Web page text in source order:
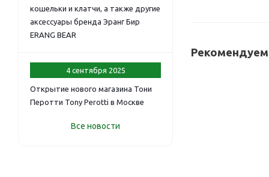
Рекомендуем
кошельки и клатчи, а также другие
аксессуары бренда Эранг Бир
ERANG BEAR
4 сентября 2025
Открытие нового магазина Тони
Перотти Tony Perotti в Москве
Все новости